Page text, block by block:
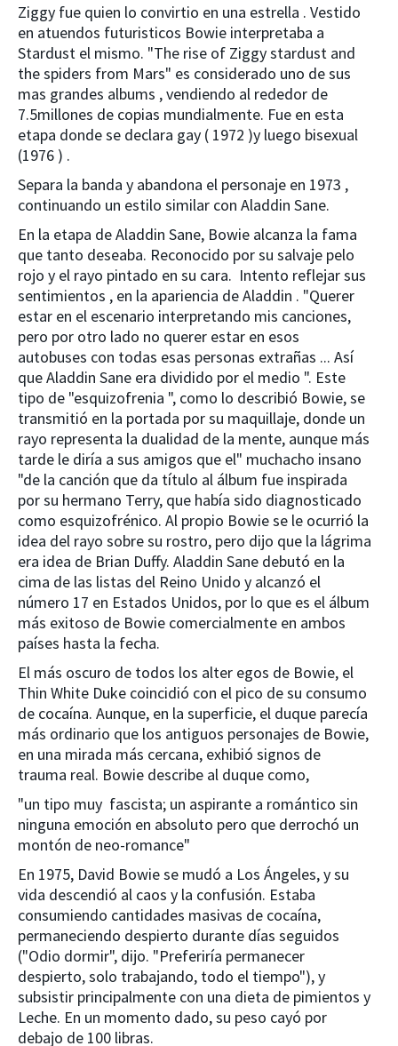
Ziggy fue quien lo convirtio en una estrella . Vestido
en atuendos futuristicos Bowie interpretaba a
Stardust el mismo. "The rise of Ziggy stardust and
the spiders from Mars" es considerado uno de sus
mas grandes albums , vendiendo al rededor de
7.5millones de copias mundialmente. Fue en esta
etapa donde se declara gay ( 1972 )y luego bisexual
(1976 ) .
Separa la banda y abandona el personaje en 1973 ,
continuando un estilo similar con Aladdin Sane.
En la etapa de Aladdin Sane, Bowie alcanza la fama
que tanto deseaba. Reconocido por su salvaje pelo
rojo y el rayo pintado en su cara. Intento reflejar sus
sentimientos , en la apariencia de Aladdin . "Querer
estar en el escenario interpretando mis canciones,
pero por otro lado no querer estar en esos
autobuses con todas esas personas extrañas ... Así
que Aladdin Sane era dividido por el medio ". Este
tipo de "esquizofrenia ", como lo describió Bowie, se
transmitió en la portada por su maquillaje, donde un
rayo representa la dualidad de la mente, aunque más
tarde le diría a sus amigos que el" muchacho insano
"de la canción que da título al álbum fue inspirada
por su hermano Terry, que había sido diagnosticado
como esquizofrénico. Al propio Bowie se le ocurrió la
idea del rayo sobre su rostro, pero dijo que la lágrima
era idea de Brian Duffy. Aladdin Sane debutó en la
cima de las listas del Reino Unido y alcanzó el
número 17 en Estados Unidos, por lo que es el álbum
más exitoso de Bowie comercialmente en ambos
países hasta la fecha.
El más oscuro de todos los alter egos de Bowie, el
Thin White Duke coincidió con el pico de su consumo
de cocaína. Aunque, en la superficie, el duque parecía
más ordinario que los antiguos personajes de Bowie,
en una mirada más cercana, exhibió signos de
trauma real. Bowie describe al duque como,
"un tipo muy fascista; un aspirante a romántico sin
ninguna emoción en absoluto pero que derrochó un
montón de neo-romance"
En 1975, David Bowie se mudó a Los Ángeles, y su
vida descendió al caos y la confusión. Estaba
consumiendo cantidades masivas de cocaína,
permaneciendo despierto durante días seguidos
("Odio dormir", dijo. "Preferiría permanecer
despierto, solo trabajando, todo el tiempo"), y
subsistir principalmente con una dieta de pimientos y
Leche. En un momento dado, su peso cayó por
debajo de 100 libras.